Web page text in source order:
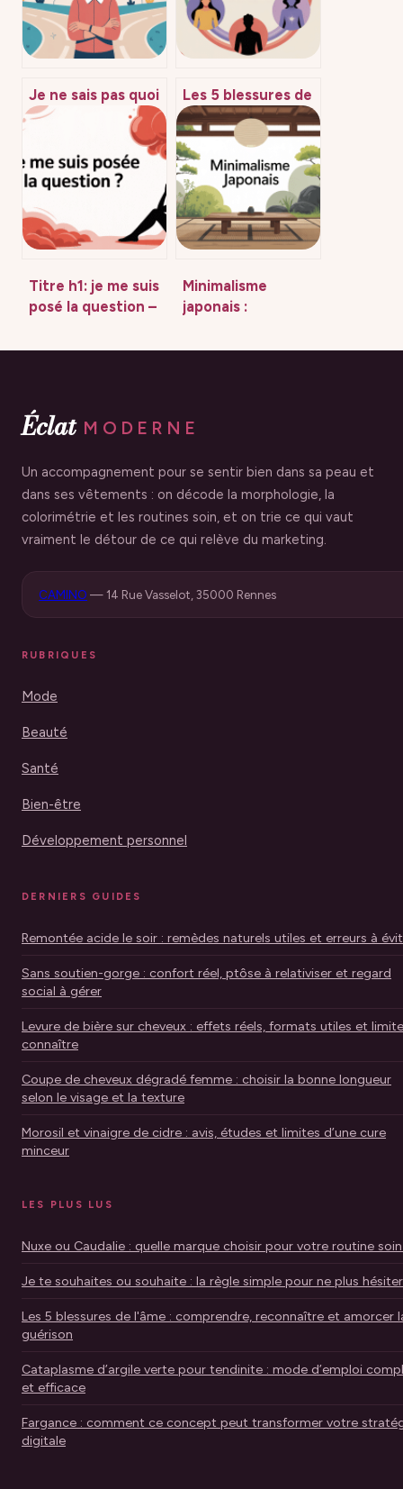
Je ne sais pas quoi
faire de ma vie :
pistes concrètes
pour avancer
Les 5 blessures de
l’âme :
comprendre,
reconnaître et
amorcer la
guérison
Titre h1: je me suis
posé la question –
transformer un
Minimalisme
japonais :
adopter cet art de
Éclat MODERNE
Un accompagnement pour se sentir bien dans sa peau et
dans ses vêtements : on décode la morphologie, la
colorimétrie et les routines soin, et on trie ce qui vaut
vraiment le détour de ce qui relève du marketing.
CAMINO —14 Rue Vasselot, 35000 Rennes
RUBRIQUES
Mode
Beauté
Santé
Bien-être
Développement personnel
DERNIERS GUIDES
Remontée acide le soir : remèdes naturels utiles et erreurs à
Sans soutien-gorge : confort réel, ptôse à relativiser et regard
social à gérer
Levure de bière sur cheveux : effets réels, formats utiles et
connaître
Coupe de cheveux dégradé femme : choisir la bonne longueur
selon le visage et la texture
Morosil et vinaigre de cidre : avis, études et limites d’une cure
minceur
LES PLUS LUS
Nuxe ou Caudalie : quelle marque choisir pour votre routine
Je te souhaites ou souhaite : la règle simple pour ne plus hésiter
Les 5 blessures de l'âme : comprendre, reconnaître et amorcer
guérison
Cataplasme d’argile verte pour tendinite : mode d’emploi
et efficace
Fargance : comment ce concept peut transformer votre
digitale